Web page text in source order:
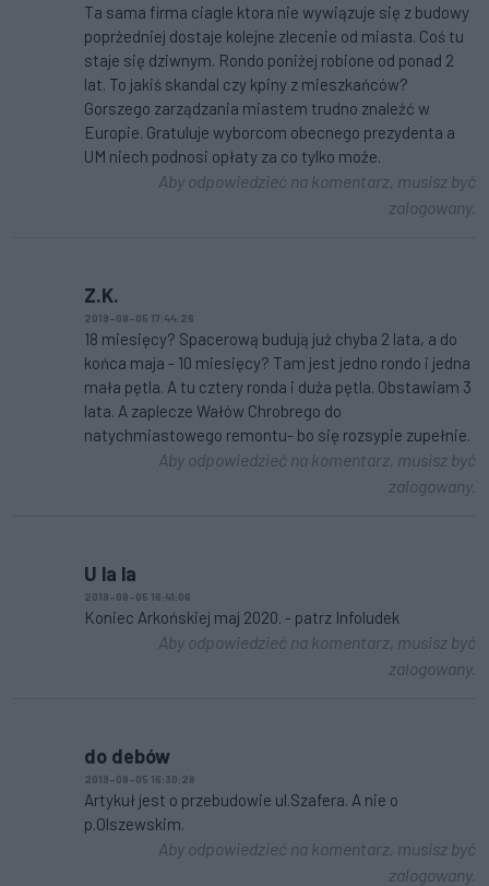
Ta sama firma ciagle ktora nie wywiązuje się z budowy
poprżedniej dostaje kolejne zlecenie od miasta. Coś tu
staje się dziwnym. Rondo poniżej robione od ponad 2
lat. To jakiś skandal czy kpiny z mieszkańców?
Gorszego zarządzania miastem trudno znaleźć w
Europie. Gratuluje wyborcom obecnego prezydenta a
UM niech podnosi opłaty za co tylko może.
Aby odpowiedzieć na komentarz, musisz być
zalogowany.
Z.K.
2019-08-05 17:44:26
18 miesięcy? Spacerową budują już chyba 2 lata, a do
końca maja - 10 miesięcy? Tam jest jedno rondo i jedna
mała pętla. A tu cztery ronda i duża pętla. Obstawiam 3
lata. A zaplecze Wałów Chrobrego do
natychmiastowego remontu- bo się rozsypie zupełnie.
Aby odpowiedzieć na komentarz, musisz być
zalogowany.
U la la
2019-08-05 16:41:06
Koniec Arkońskiej maj 2020. - patrz Infoludek
Aby odpowiedzieć na komentarz, musisz być
zalogowany.
do debów
2019-08-05 16:30:28
Artykuł jest o przebudowie ul.Szafera. A nie o
p.Olszewskim.
Aby odpowiedzieć na komentarz, musisz być
zalogowany.